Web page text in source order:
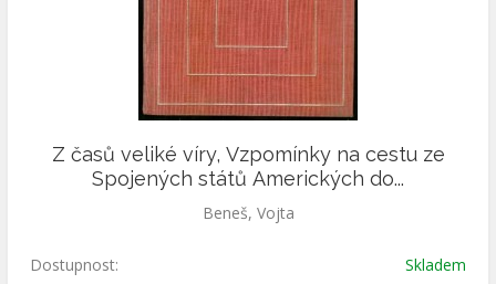
Z časů veliké víry, Vzpomínky na cestu ze
Spojených států Amerických do...
Beneš, Vojta
Dostupnost: Skladem